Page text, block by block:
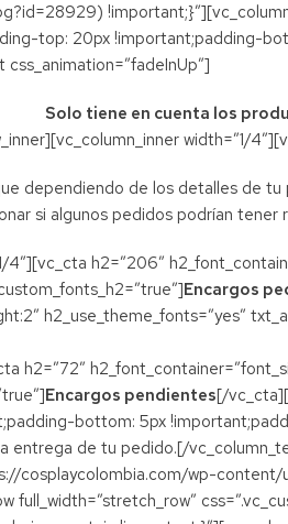
top: 20px !important;padding-
Solo tiene en cuenta los
width=”1/
dependiendo de los detalles de
si algunos pedidos podrían
h2=”206″
Encargos
h2_use_theme_fonts=”yes”
h2=”72″
Encargos pendientes[/
bottom: 5px
entrega de tu pedido.[/
cosplaycolombia.com/wp-